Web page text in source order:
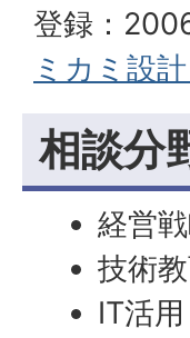
登録：
ミカミ設
相談分
経営
技術
IT活用